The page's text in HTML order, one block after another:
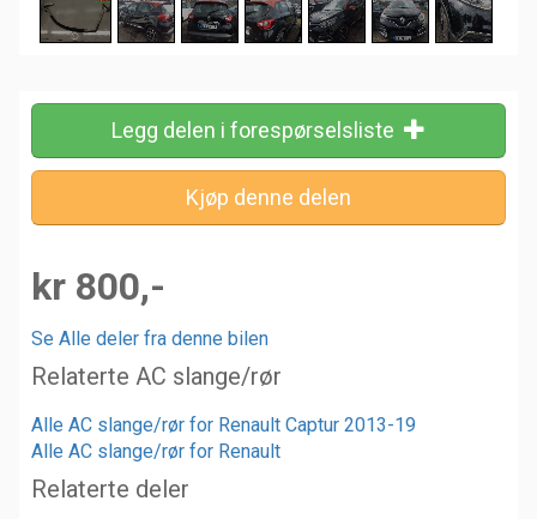
Legg delen i forespørselsliste
kr 800,-
Se Alle deler fra denne bilen
Relaterte AC slange/rør
Alle AC slange/rør for Renault Captur 2013-19
Alle AC slange/rør for Renault
Relaterte deler